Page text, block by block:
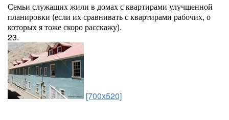
Семьи служащих жили в домах с квартирами улучшенной
планировки (если их сравнивать с квартирами рабочих, о
которых я тоже скоро расскажу).
23.
[700x520]